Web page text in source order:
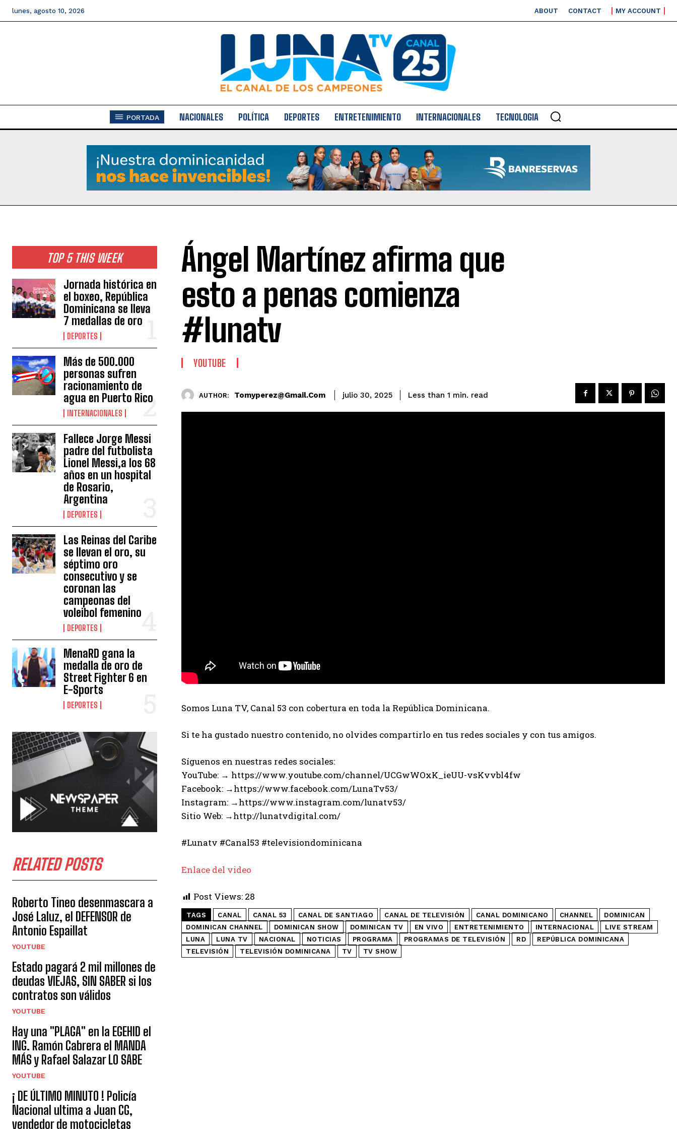
lunes, agosto 10, 2026 ABOUT CONTACT MY ACCOUNT
PORTADA NACIONALES POLÍTICA DEPORTES ENTRETENIMIENTO INTERNACIONALES TECNOLOGIA
TOP 5 THIS WEEK
Jornada histórica en
el boxeo, República
Dominicana se lleva
7 medallas de oro
DEPORTES
Más de 500.000
personas sufren
racionamiento de
agua en Puerto Rico
INTERNACIONALES
Fallece Jorge Messi
padre del futbolista
Lionel Messi,a los 68
años en un hospital
de Rosario,
Argentina
DEPORTES
Las Reinas del Caribe
se llevan el oro, su
séptimo oro
consecutivo y se
coronan las
campeonas del
voleibol femenino
DEPORTES
MenaRD gana la
medalla de oro de
Street Fighter 6 en
E-Sports
DEPORTES
RELATED POSTS
Roberto Tineo desenmascara a
José Laluz, el DEFENSOR de
Antonio Espaillat
YOUTUBE
Estado pagará 2 mil millones de
deudas VIEJAS, SIN SABER si los
contratos son válidos
YOUTUBE
Hay una "PLAGA" en la EGEHID el
ING. Ramón Cabrera el MANDA
MÁS y Rafael Salazar LO SABE
YOUTUBE
¡ DE ÚLTIMO MINUTO ! Policía
Nacional ultima a Juan CG,
vendedor de motocicletas
Ángel Martínez afirma que
esto a penas comienza
#lunatv
YOUTUBE
AUTHOR: Tomyperez@gmail.com julio 30, 2025 Less than 1 min. read
Somos Luna TV, Canal 53 con cobertura en toda la República Dominicana.
Si te ha gustado nuestro contenido, no olvides compartirlo en tus redes sociales y con tus amigos.
Síguenos en nuestras redes sociales:
YouTube: → https://www.youtube.com/channel/UCGwWOxK_ieUU-vsKvvbl4fw
Facebook: →https://www.facebook.com/LunaTv53/
Instagram: →https://www.instagram.com/lunatv53/
Sitio Web: →http://lunatvdigital.com/
#Lunatv #Canal53 #televisiondominicana
Enlace del video
Post Views: 28
TAGS CANAL CANAL 53 CANAL DE SANTIAGO CANAL DE TELEVISIÓN CANAL DOMINICANO CHANNEL
DOMINICAN
DOMINICAN CHANNEL
DOMINICAN SHOW DOMINICAN TV EN VIVO ENTRETENIMIENTO INTERNACIONAL
LIVE STREAM
LUNA
LUNA TV NACIONAL NOTICIAS PROGRAMA PROGRAMAS DE TELEVISIÓN RD
REPÚBLICA DOMINICANA
TELEVISIÓN
TELEVISIÓN DOMINICANA TV TV SHOW